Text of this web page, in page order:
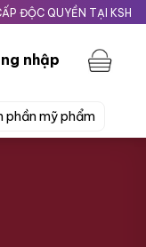
TẠI
nhập
phần mỹ phẩm